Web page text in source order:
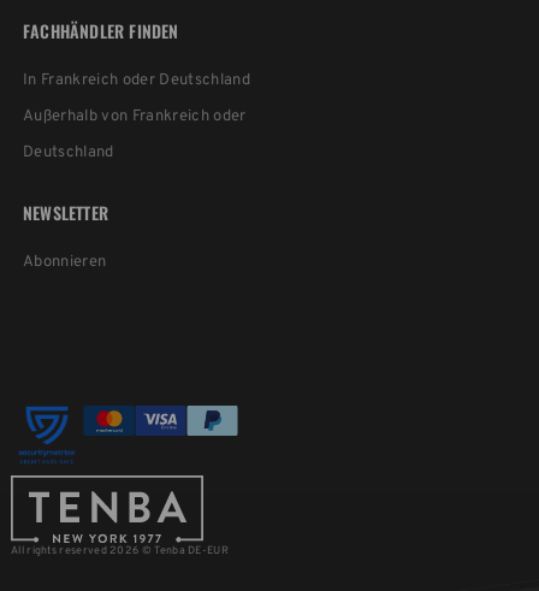
FACHHÄNDLER FINDEN
In Frankreich oder Deutschland
Außerhalb von Frankreich oder
Deutschland
NEWSLETTER
Abonnieren
All rights reserved 2026 © Tenba DE-EUR